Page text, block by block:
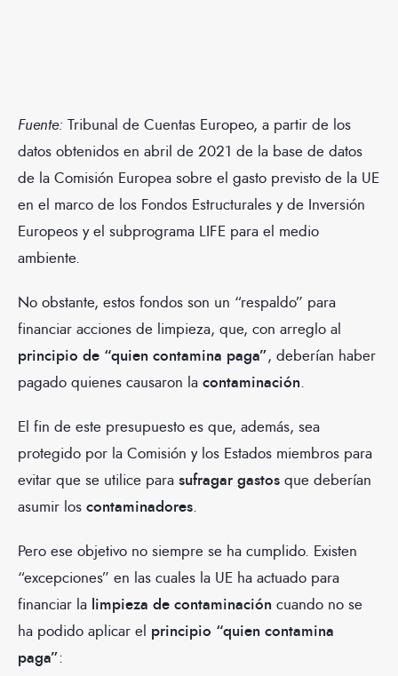
Fuente: Tribunal de Cuentas Europeo, a partir de los
datos obtenidos en abril de 2021 de la base de datos
de la Comisión Europea sobre el gasto previsto de la UE
en el marco de los Fondos Estructurales y de Inversión
Europeos y el subprograma LIFE para el medio
ambiente.
No obstante, estos fondos son un “respaldo” para
financiar acciones de limpieza, que, con arreglo al
principio de “quien contamina paga”, deberían haber
pagado quienes causaron la contaminación.
El fin de este presupuesto es que, además, sea
protegido por la Comisión y los Estados miembros para
evitar que se utilice para sufragar gastos que deberían
asumir los contaminadores.
Pero ese objetivo no siempre se ha cumplido. Existen
“excepciones” en las cuales la UE ha actuado para
financiar la limpieza de contaminación cuando no se
ha podido aplicar el principio “quien contamina
paga”: